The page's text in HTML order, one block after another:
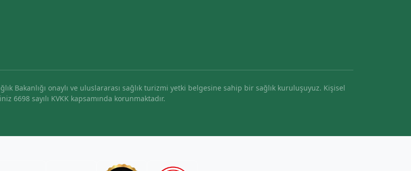
Bakanlığı onaylı ve uluslararası sağlık turizmi yetki belgesine sahip bir sağlık kuruluşuyuz. Kişisel
6698 sayılı KVKK kapsamında korunmaktadır.